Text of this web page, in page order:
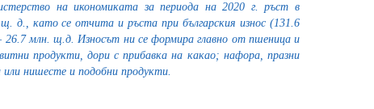
на икономиката за периода на 2020 г. ръст в
д., като се отчита и ръста при българския износ (131.6
млн. щ.д. Износът ни се формира главно от пшеница и
продукти, дори с прибавка на какао; нафора, празни
нишесте и подобни продукти.